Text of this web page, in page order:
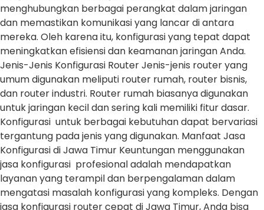
menghubungkan berbagai perangkat dalam jaringan
dan memastikan komunikasi yang lancar di antara
mereka. Oleh karena itu, konfigurasi yang tepat dapat
meningkatkan efisiensi dan keamanan jaringan Anda.
Jenis-Jenis Konfigurasi Router Jenis-jenis router yang
umum digunakan meliputi router rumah, router bisnis,
dan router industri. Router rumah biasanya digunakan
untuk jaringan kecil dan sering kali memiliki fitur dasar.
Konfigurasi untuk berbagai kebutuhan dapat bervariasi
tergantung pada jenis yang digunakan. Manfaat Jasa
Konfigurasi di Jawa Timur Keuntungan menggunakan
jasa konfigurasi profesional adalah mendapatkan
layanan yang terampil dan berpengalaman dalam
mengatasi masalah konfigurasi yang kompleks. Dengan
jasa konfigurasi router cepat di Jawa Timur, Anda bisa